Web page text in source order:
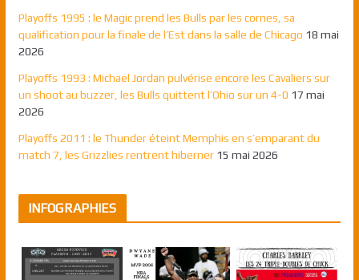
Playoffs 1995 : le Magic prend les Bulls par les cornes, sa
qualification pour la finale de l’Est dans la salle de Chicago 18 mai
2026
Playoffs 1993 : Michael Jordan pulvérise encore les Cavaliers sur
un shoot au buzzer, les Bulls quittent l’Ohio sur un 4-0 17 mai
2026
Playoffs 2011 : le Thunder éteint Memphis en s’emparant du
match 7, les Grizzlies rentrent hiberner 15 mai 2026
INFOGRAPHIES